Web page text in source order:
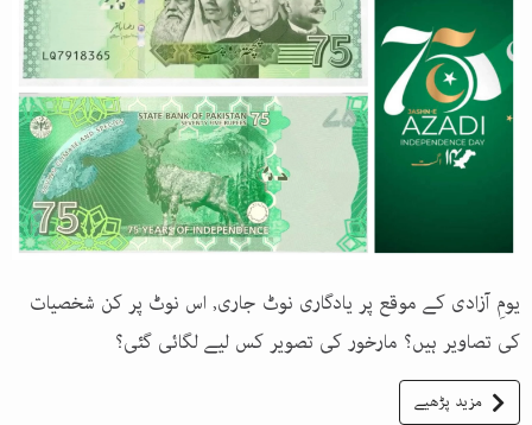
یومِ آزادی کے موقع پر یادگاری نوٹ جاری, اس نوٹ پر کن شخصیات
کی تصاویر ہیں؟ مارخور کی تصویر کس لیے لگائی گئی؟
مزید پڑھیے